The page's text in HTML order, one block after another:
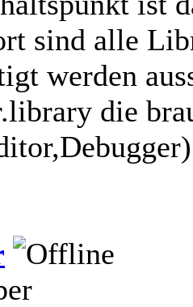
sind alle
werden
die